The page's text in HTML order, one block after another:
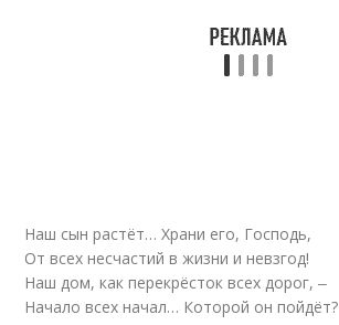
Наш сын растёт… Храни его, Господь,
От всех несчастий в жизни и невзгод!
Наш дом, как перекрёсток всех дорог, ‒
Начало всех начал… Которой он пойдёт?